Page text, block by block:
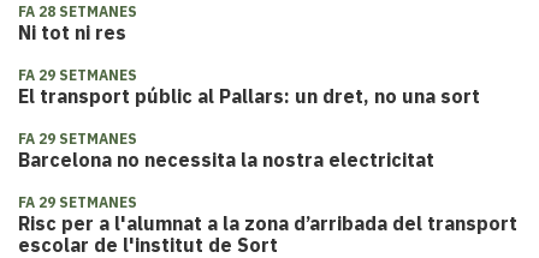
FA 28 SETMANES
Ni tot ni res
FA 29 SETMANES
El transport públic al Pallars: un dret, no una sort
FA 29 SETMANES
Barcelona no necessita la nostra electricitat
FA 29 SETMANES
Risc per a l'alumnat a la zona d’arribada del transport
escolar de l'institut de Sort